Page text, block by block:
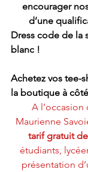
encourager
d’une
Dress code de la
blanc !
Achetez vos tee-
la boutique à
A
Maurienne
tarif gratuit
étudiants,
présentation